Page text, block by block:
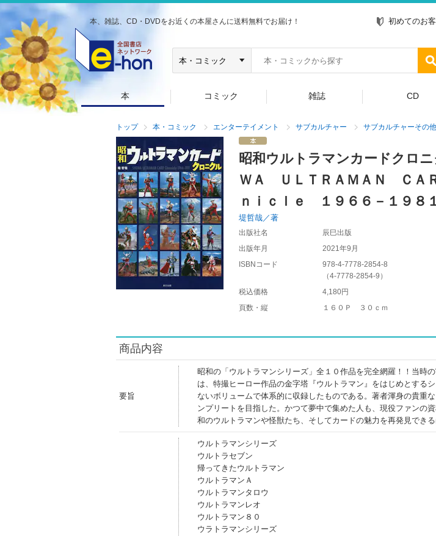
本、雑誌、CD・DVDをお近くの本屋さんに送料無料でお届け！ 初めてのお
本 コミック 雑誌 CD
トップ 本・コミック エンターテイメント サブカルチャー サブカルチャーその他
昭和ウルトラマンカードクロ
ＷＡ ＵＬＴＲＡＭＡＮ ＣＡ
ｎｉｃｌｅ １９６６－１９８
堤哲哉／著
出版社名
辰巳出版
出版年月
2021年9月
ISBNコード
978-4-7778-2854-8
（4-7778-2854-9 ）
税込価格
4,180円
頁数・縦
１６０Ｐ ３０ｃｍ
商品内容
要旨
昭和の「ウルトラマンシリーズ」全１０作品を完全網羅！！当時
は、特撮ヒーロー作品の金字塔『ウルトラマン』をはじめとする
ないボリュームで体系的に収録したものである。著者渾身の貴重
ンプリートを目指した。かつて夢中で集めた人も、現役ファンの
和のウルトラマンや怪獣たち、そしてカードの魅力を再発見できる
ウルトラマンシリーズ
ウルトラセブン
帰ってきたウルトラマン
ウルトラマンＡ
ウルトラマンタロウ
ウルトラマンレオ
ウルトラマン８０
ウラトラマンシリーズ